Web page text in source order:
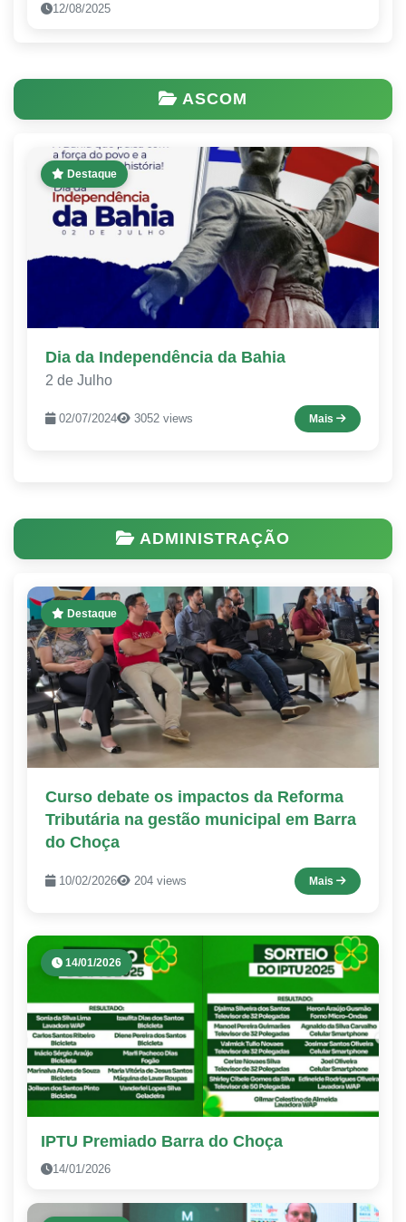
12/08/2025
ASCOM
Destaque
Dia da Independência da Bahia
2 de Julho
02/07/2024 3052 views Mais
ADMINISTRAÇÃO
Destaque
Curso debate os impactos da Reforma
Tributária na gestão municipal em Barra
do Choça
10/02/2026 204 views Mais
14/01/2026
IPTU Premiado Barra do Choça
14/01/2026